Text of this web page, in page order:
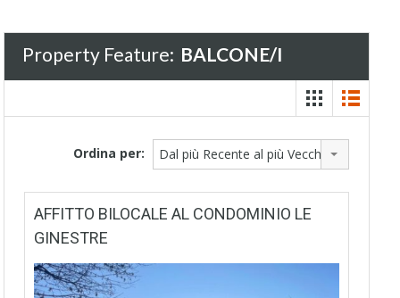
Property Feature: BALCONE/I
Ordina per: Dal più Recente al più Vecchio
AFFITTO BILOCALE AL CONDOMINIO LE
GINESTRE